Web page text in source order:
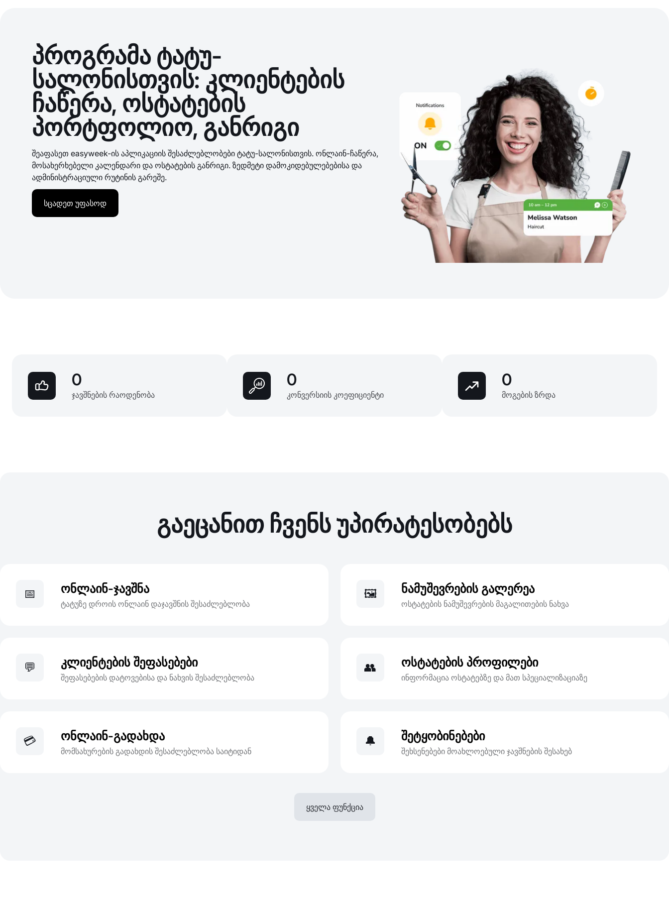
პროგრამა ტატუ-
სალონისთვის: კლიენტების
ჩაწერა, ოსტატების
პორტფოლიო, განრიგი
შეაფასეთ easyweek-ის აპლიკაციის შესაძლებლობები ტატუ-სალონისთვის. ონლაინ-ჩაწერა,
მოსახერხებელი კალენდარი და ოსტატების განრიგი. ზედმეტი დამოკიდებულებებისა და
ადმინისტრაციული რუტინის გარეშე.
სცადეთ უფასოდ
0
ჯავშნების რაოდენობა
0
კონვერსიის კოეფიციენტი
0
მოგების ზრდა
გაეცანით ჩვენს უპირატესობებს
📅 ონლაინ-ჯავშნა
ტატუზე დროის ონლაინ დაჯავშნის შესაძლებლობა
🖼️ ნამუშევრების გალერეა
ოსტატების ნამუშევრების მაგალითების ნახვა
💬 კლიენტების შეფასებები
შეფასებების დატოვებისა და ნახვის შესაძლებლობა
👥 ოსტატების პროფილები
ინფორმაცია ოსტატებზე და მათ სპეციალიზაციაზე
💳 ონლაინ-გადახდა
მომსახურების გადახდის შესაძლებლობა საიტიდან
🔔 შეტყობინებები
შეხსენებები მოახლოებული ჯავშნების შესახებ
ყველა ფუნქცია